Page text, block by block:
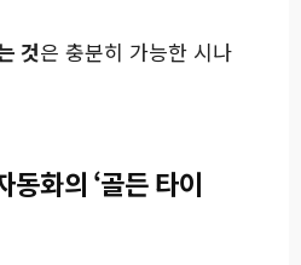
것은 충분히 가능한 시나
화의 ‘골든 타이